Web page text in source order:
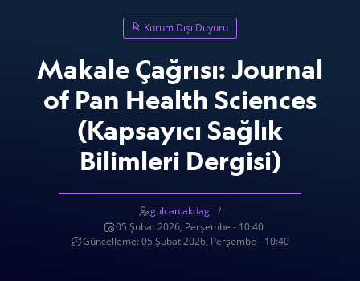
Kurum Dışı Duyuru
Makale Çağrısı: Journal
of Pan Health Sciences
(Kapsayıcı Sağlık
Bilimleri Dergisi)
gulcan.akdag
05 Şubat 2026, Perşembe - 10:40
Güncelleme: 05 Şubat 2026, Perşembe - 10:40